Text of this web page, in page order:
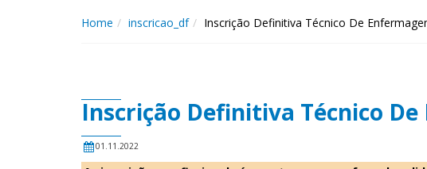
Home inscricao_df Inscrição Definitiva Técnico De
Inscrição Definitiva Técnico
01.11.2022